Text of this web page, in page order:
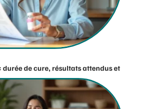
durée de cure, résultats attendus et